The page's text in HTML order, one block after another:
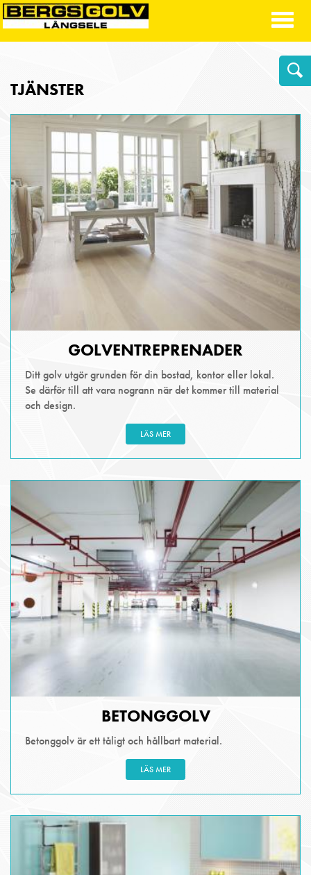
Toggle
TJÄNSTER
GOLVENTREPRENADER
Ditt golv utgör grunden för din bostad, kontor eller lokal.
Se därför till att vara nogrann när det kommer till material
och design.
LÄS MER
BETONGGOLV
Betonggolv är ett tåligt och hållbart material.
LÄS MER